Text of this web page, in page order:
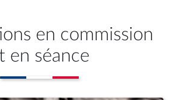
en commission
en séance